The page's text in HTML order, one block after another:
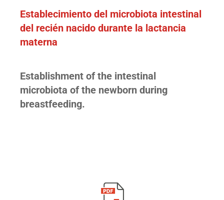
Establecimiento del microbiota intestinal
del recién nacido durante la lactancia
materna
Establishment of the intestinal
microbiota of the newborn during
breastfeeding.